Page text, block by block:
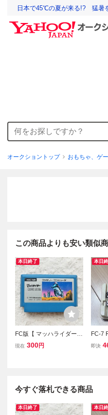
日本で45℃の夏が来る!? 猛暑
オークショントップ おもちゃ、ゲ
この商品よりも安い類似
本日終了
FC版【 マッハライダー
】起動確認済み★ファミ
現在 300円
本日
FC-7
コン
即決
今すぐ落札できる商品
本日終了 本日